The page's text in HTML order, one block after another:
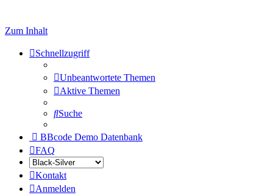
Zum Inhalt
Schnellzugriff
Unbeantwortete Themen
Aktive Themen
Suche
BBcode Demo Datenbank
FAQ
Kontakt
Anmelden